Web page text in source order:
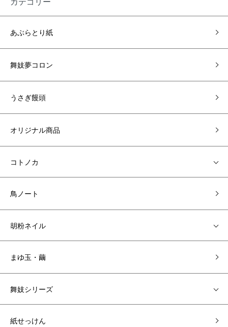
あぶらとり紙
舞妓夢コロン
うさぎ饅頭
オリジナル商品
コトノカ
鳥ノート
胡粉ネイル
まゆ玉・繭
舞妓シリーズ
紙せっけん